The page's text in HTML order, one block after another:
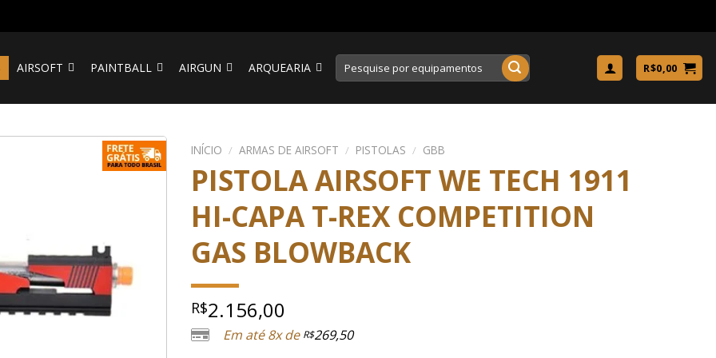
AIRSOFT PAINTBALL AIRGUN ARQUEARIA
Pesquisar
por:
R$0,00
INÍCIO / ARMAS DE AIRSOFT / PISTOLAS / GBB
PISTOLA AIRSOFT WE TECH 1911
HI-CAPA T-REX COMPETITION
GAS BLOWBACK
R$2.156,00
Em até 8x de R$269,50